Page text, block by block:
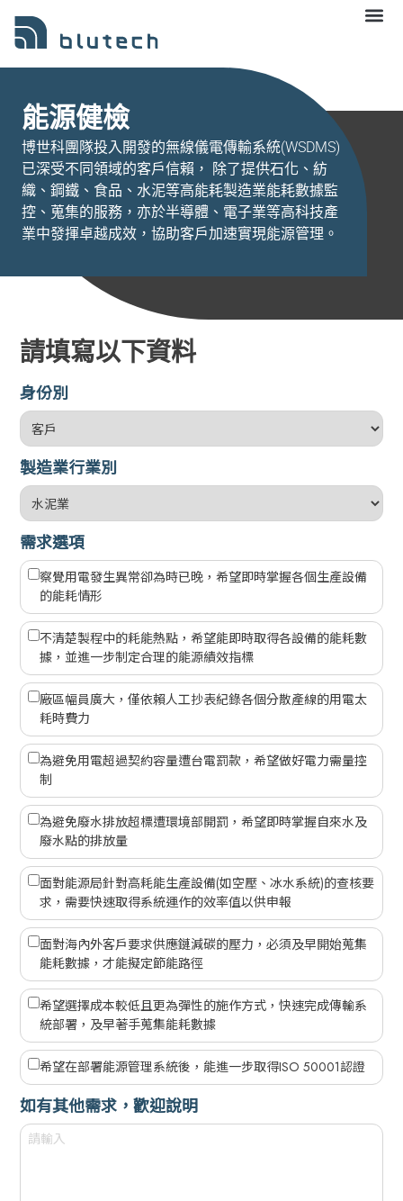
能源健檢
博世科團隊投入開發的無線儀電傳輸系統(WSDMS)
已深受不同領域的客戶信賴， 除了提供石化、紡
織、鋼鐵、食品、水泥等高能耗製造業能耗數據監
控、蒐集的服務，​亦於半導體、電子業等高科技產
業中發揮卓越成效，協助客戶加速實現能源管理。
請填寫以下資料
身份別
製造業行業別
需求選項
察覺用電發生異常卻為時已晚，希望即時掌握各個生產設備
的能耗情形
不清楚製程中的耗能熱點，希望能即時取得各設備的能耗數
據，並進一步制定合理的能源績效指標
廠區幅員廣大，僅依賴人工抄表紀錄各個分散產線的用電太
耗時費力
為避免用電超過契約容量遭台電罰款，希望做好電力需量控
制
為避免廢水排放超標遭環境部開罰，希望即時掌握自來水及
廢水點的排放量
面對能源局針對高耗能生產設備(如空壓、冰水系統)的查核要
求，需要快速取得系統運作的效率值以供申報
面對海內外客戶要求供應鏈減碳的壓力，必須及早開始蒐集
能耗數據，才能擬定節能路徑
希望選擇成本較低且更為彈性的施作方式，快速完成傳輸系
統部署，及早著手蒐集能耗數據
希望在部署能源管理系統後，能進一步取得ISO 50001認證
如有其他需求，歡迎說明